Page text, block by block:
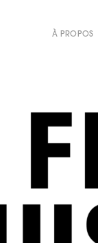
À PROPOS